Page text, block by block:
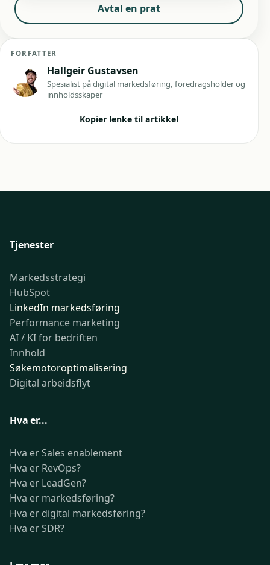
Avtal en prat
FORFATTER
Hallgeir Gustavsen
Spesialist på digital markedsføring, foredragsholder og
innholdsskaper
Kopier lenke til artikkel
Tjenester
Markedsstrategi
HubSpot
LinkedIn markedsføring
Performance marketing
AI / KI for bedriften
Innhold
Søkemotoroptimalisering
Digital arbeidsflyt
Hva er...
Hva er Sales enablement
Hva er RevOps?
Hva er LeadGen?
Hva er markedsføring?
Hva er digital markedsføring?
Hva er SDR?